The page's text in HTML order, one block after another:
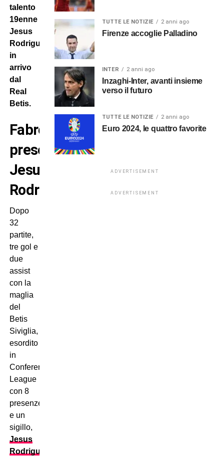
talento
19enne
Jesus
Rodriguez,
in
arrivo
dal
Real
Betis.
Fabregas
presenta
Jesus
Rodriguez
Dopo
32
partite,
tre gol e
due
assist
con la
maglia
del
Betis
Siviglia,
esordito
in
Conference
League
con 8
presenze
e un
sigillo,
Jesus
Rodriguez
TUTTE LE NOTIZIE 2 anni ago
Firenze accoglie Palladino
INTER 2 anni ago
Inzaghi-Inter, avanti insieme
verso il futuro
TUTTE LE NOTIZIE 2 anni ago
Euro 2024, le quattro favorite
ADVERTISEMENT
ADVERTISEMENT